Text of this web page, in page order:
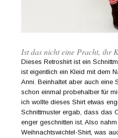
Ist das nicht eine Pracht, ihr
Dieses Retroshirt ist ein
ist eigentlich ein Kleid mit dem
Anni. Beinhaltet aber auch eine
schon einmal probehalber für
ich wollte dieses Shirt etwas
Schnittmuster ergab, dass das
enger geschnitten ist. Also
Weihnachtswichtel-Shirt, was